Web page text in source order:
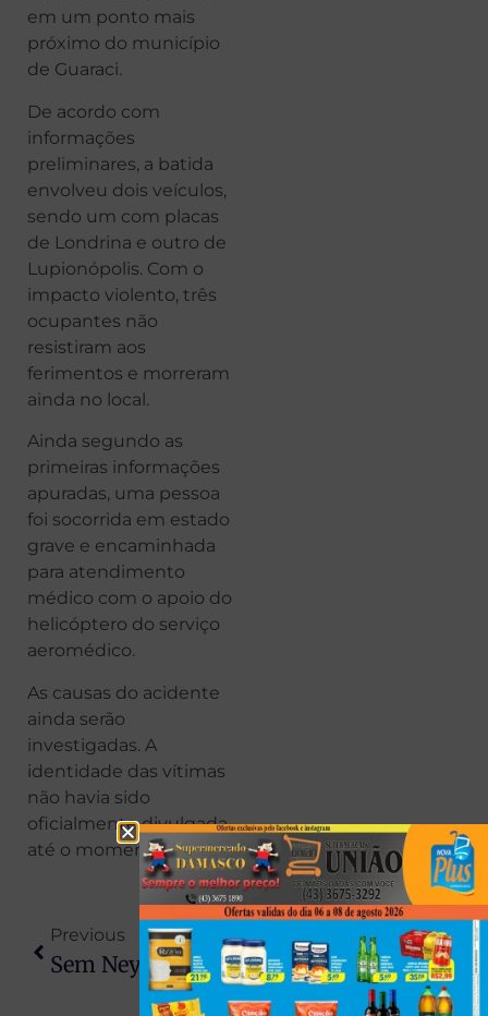
em um ponto mais
próximo do município
de Guaraci.
De acordo com
informações
preliminares, a batida
envolveu dois veículos,
sendo um com placas
de Londrina e outro de
Lupionópolis. Com o
impacto violento, três
ocupantes não
resistiram aos
ferimentos e morreram
ainda no local.
Ainda segundo as
primeiras informações
apuradas, uma pessoa
foi socorrida em estado
grave e encaminhada
para atendimento
médico com o apoio do
helicóptero do serviço
aeromédico.
As causas do acidente
ainda serão
investigadas. A
identidade das vítimas
não havia sido
oficialmente divulgada
até o momento.
Previous
Sem Neymar E Endrick: Editora Atualizará Álbum De Figurinhas Após Convocação
Next
Honda Civic É Destruído Por Incêndio Na PR-317, Em Santa Fé